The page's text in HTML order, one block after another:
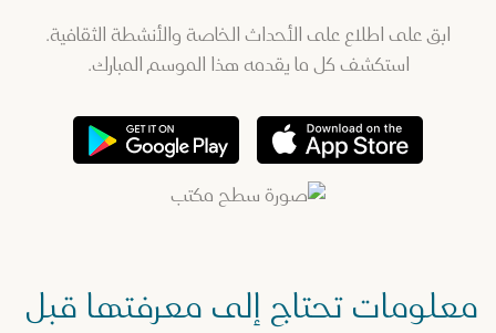
ابق على اطلاع على الأحداث الخاصة والأنشطة الثقافية.
استكشف كل ما يقدمه هذا الموسم المبارك.
معلومات تحتاج إلى معرفتها قبل